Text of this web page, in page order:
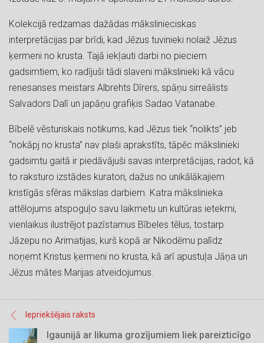
Kolekcijā redzamas dažādas mākslinieciskas
interpretācijas par brīdi, kad Jēzus tuvinieki nolaiž Jēzus
ķermeni no krusta. Tajā iekļauti darbi no pieciem
gadsimtiem, ko radījuši tādi slaveni mākslinieki kā vācu
renesanses meistars Albrehts Dīrers, spāņu sirreālists
Salvadors Dalī un japāņu grafiķis Sadao Vatanabe.
Bībelē vēsturiskais notikums, kad Jēzus tiek “nolikts” jeb
“nokāpj no krusta” nav plaši aprakstīts, tāpēc mākslinieki
gadsimtu gaitā ir piedāvājuši savas interpretācijas, radot, kā
to raksturo izstādes kuratori, dažus no unikālākajiem
kristīgās sfēras mākslas darbiem. Katra mākslinieka
attēlojums atspoguļo savu laikmetu un kultūras ietekmi,
vienlaikus ilustrējot pazīstamus Bībeles tēlus, tostarp
Jāzepu no Arimatijas, kurš kopā ar Nikodēmu palīdz
noņemt Kristus ķermeni no krusta, kā arī apustuļa Jāņa un
Jēzus mātes Marijas atveidojumus.
Iepriekšējais raksts
Igaunijā ar likuma grozījumiem liek pareizticīgo